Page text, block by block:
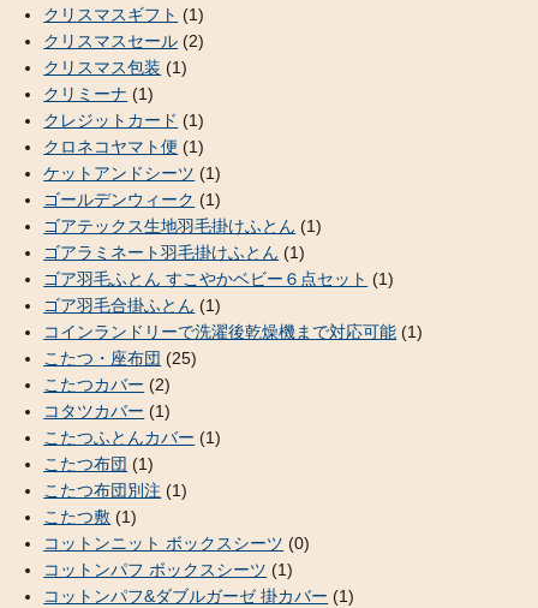
クリスマスギフト (1)
クリスマスセール (2)
クリスマス包装 (1)
クリミーナ (1)
クレジットカード (1)
クロネコヤマト便 (1)
ケットアンドシーツ (1)
ゴールデンウィーク (1)
ゴアテックス生地羽毛掛けふとん (1)
ゴアラミネート羽毛掛けふとん (1)
ゴア羽毛ふとん すこやかベビー６点セット (1)
ゴア羽毛合掛ふとん (1)
コインランドリーで洗濯後乾燥機まで対応可能 (1)
こたつ・座布団 (25)
こたつカバー (2)
コタツカバー (1)
こたつふとんカバー (1)
こたつ布団 (1)
こたつ布団別注 (1)
こたつ敷 (1)
コットンニット ボックスシーツ (0)
コットンパフ ボックスシーツ (1)
コットンパフ&ダブルガーゼ 掛カバー (1)